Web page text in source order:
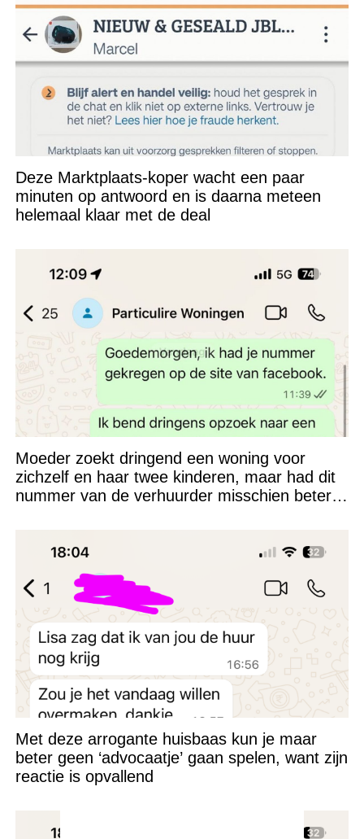
Deze Marktplaats-koper wacht een paar
minuten op antwoord en is daarna meteen
helemaal klaar met de deal
Moeder zoekt dringend een woning voor
zichzelf en haar twee kinderen, maar had dit
nummer van de verhuurder misschien beter
Met deze arrogante huisbaas kun je maar
beter geen ‘advocaatje’ gaan spelen, want zijn
reactie is opvallend